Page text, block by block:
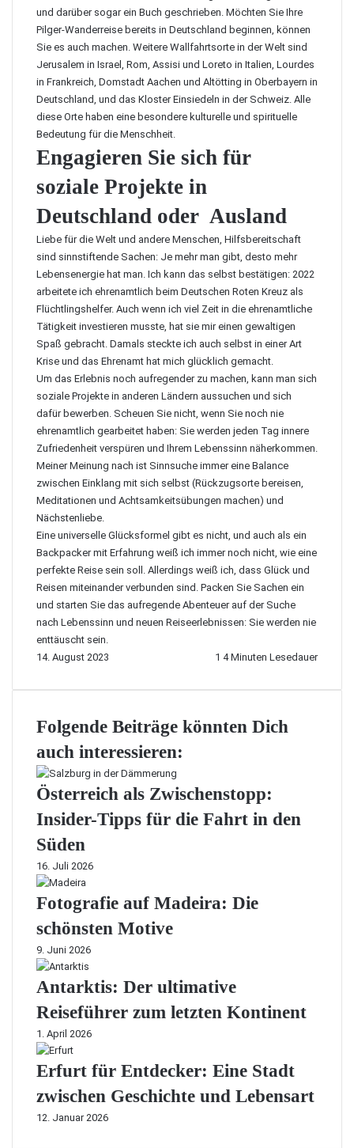
und darüber sogar ein Buch geschrieben. Möchten Sie Ihre
Pilger-Wanderreise bereits in Deutschland beginnen, können
Sie es auch machen. Weitere Wallfahrtsorte in der Welt sind
Jerusalem in Israel, Rom, Assisi und Loreto in Italien, Lourdes
in Frankreich, Domstadt Aachen und Altötting in Oberbayern in
Deutschland, und das Kloster Einsiedeln in der Schweiz. Alle
diese Orte haben eine besondere kulturelle und spirituelle
Bedeutung für die Menschheit.
Engagieren Sie sich für
soziale Projekte in
Deutschland oder Ausland
Liebe für die Welt und andere Menschen, Hilfsbereitschaft
sind sinnstiftende Sachen: Je mehr man gibt, desto mehr
Lebensenergie hat man. Ich kann das selbst bestätigen: 2022
arbeitete ich ehrenamtlich beim Deutschen Roten Kreuz als
Flüchtlingshelfer. Auch wenn ich viel Zeit in die ehrenamtliche
Tätigkeit investieren musste, hat sie mir einen gewaltigen
Spaß gebracht. Damals steckte ich auch selbst in einer Art
Krise und das Ehrenamt hat mich glücklich gemacht.
Um das Erlebnis noch aufregender zu machen, kann man sich
soziale Projekte in anderen Ländern aussuchen und sich
dafür bewerben. Scheuen Sie nicht, wenn Sie noch nie
ehrenamtlich gearbeitet haben: Sie werden jeden Tag innere
Zufriedenheit verspüren und Ihrem Lebenssinn näherkommen.
Meiner Meinung nach ist Sinnsuche immer eine Balance
zwischen Einklang mit sich selbst (Rückzugsorte bereisen,
Meditationen und Achtsamkeitsübungen machen) und
Nächstenliebe.
Eine universelle Glücksformel gibt es nicht, und auch als ein
Backpacker mit Erfahrung weiß ich immer noch nicht, wie eine
perfekte Reise sein soll. Allerdings weiß ich, dass Glück und
Reisen miteinander verbunden sind. Packen Sie Sachen ein
und starten Sie das aufregende Abenteuer auf der Suche
nach Lebenssinn und neuen Reiseerlebnissen: Sie werden nie
enttäuscht sein.
14. August 2023
1 4 Minuten Lesedauer
Folgende Beiträge könnten Dich
auch interessieren:
Österreich als Zwischenstopp:
Insider-Tipps für die Fahrt in den
Süden
16. Juli 2026
Fotografie auf Madeira: Die
schönsten Motive
9. Juni 2026
Antarktis: Der ultimative
Reiseführer zum letzten Kontinent
1. April 2026
Erfurt für Entdecker: Eine Stadt
zwischen Geschichte und Lebensart
12. Januar 2026